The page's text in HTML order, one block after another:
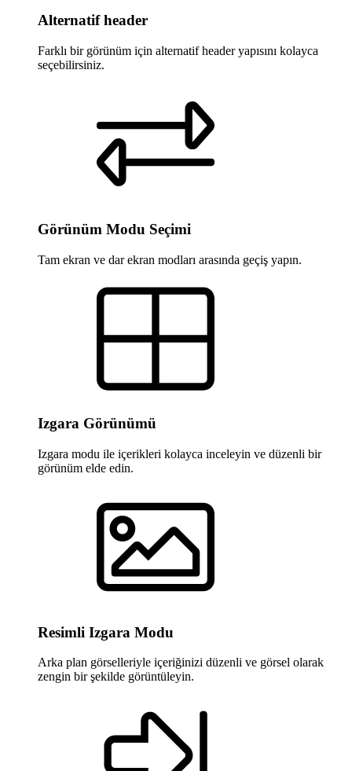
Alternatif header
Farklı bir görünüm için alternatif header yapısını kolayca
seçebilirsiniz.
Görünüm Modu Seçimi
Tam ekran ve dar ekran modları arasında geçiş yapın.
Izgara Görünümü
Izgara modu ile içerikleri kolayca inceleyin ve düzenli bir
görünüm elde edin.
Resimli Izgara Modu
Arka plan görselleriyle içeriğinizi düzenli ve görsel olarak
zengin bir şekilde görüntüleyin.